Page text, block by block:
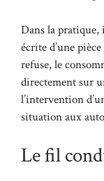
Dans la pratique,
écrite d’une
refuse, le
directement sur
l’intervention
situation aux
Le fil